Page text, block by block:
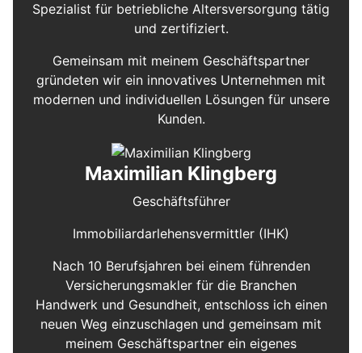
Spezialist für betriebliche Altersversorgung tätig
und zertifiziert.
Gemeinsam mit meinem Geschäftspartner
gründeten wir ein innovatives Unternehmen mit
modernen und individuellen Lösungen für unsere
Kunden.
Maximilian Klingberg
Geschäftsführer
Immobiliardarlehensvermittler (IHK)
Nach 10 Berufsjahren bei einem führenden
Versicherungsmakler für die Branchen
Handwerk und Gesundheit, entschloss ich einen
neuen Weg einzuschlagen und gemeinsam mit
meinem Geschäftspartner ein eigenes